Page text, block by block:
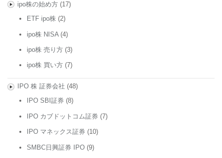
ipo株の始め方(17)
ETF ipo株 (2)
ipo株 NISA (4)
ipo株 売り方 (3)
ipo株 買い方 (7)
IPO 株 証券会社 (48)
IPO SBI証券 (8)
IPO カブドットコム証券 (7)
IPO マネックス証券 (10)
SMBC日興証券 IPO (9)